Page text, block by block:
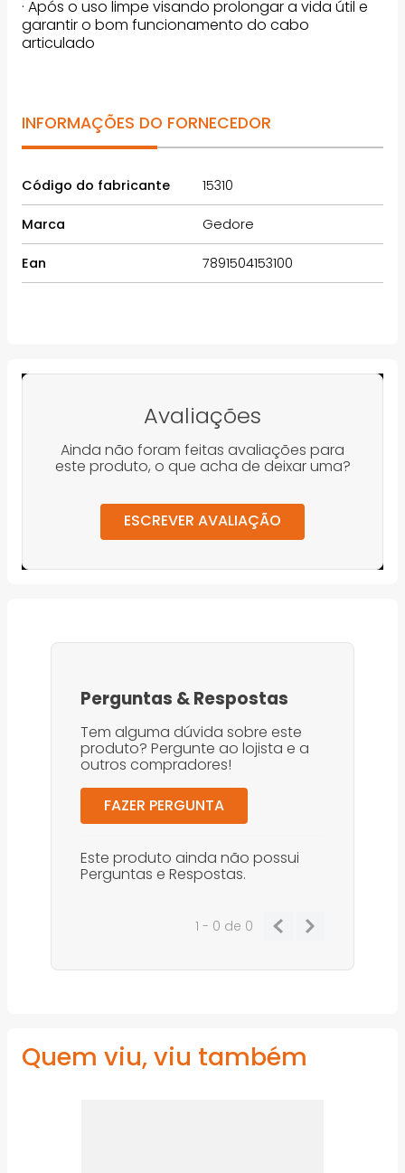
· Após o uso limpe visando prolongar a vida útil e
garantir o bom funcionamento do cabo
articulado
INFORMAÇÕES DO FORNECEDOR
Código do fabricante 15310
Marca Gedore
Ean 7891504153100
Avaliações
Ainda não foram feitas avaliações para
este produto, o que acha de deixar uma?
ESCREVER AVALIAÇÃO
Perguntas &Respostas
Tem alguma dúvida sobre este
produto? Pergunte ao lojista e a
outros compradores!
FAZER PERGUNTA
Este produto ainda não possui
Perguntas e Respostas.
1 - 0 de 0
Quem viu, viu também